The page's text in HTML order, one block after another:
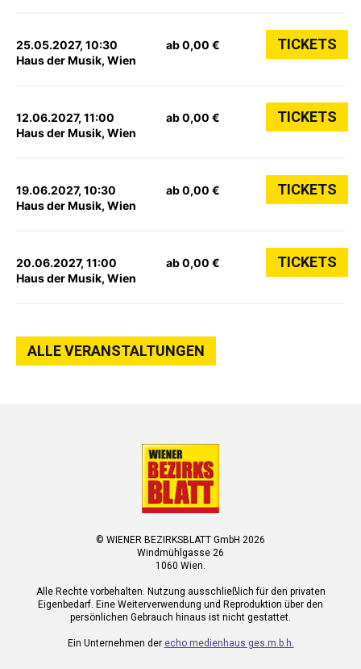
25.05.2027, 10:30
Haus der Musik, Wien
ab 0,00 € TICKETS
12.06.2027, 11:00
Haus der Musik, Wien
ab 0,00 € TICKETS
19.06.2027, 10:30
Haus der Musik, Wien
ab 0,00 € TICKETS
20.06.2027, 11:00
Haus der Musik, Wien
ab 0,00 € TICKETS
ALLE VERANSTALTUNGEN
© WIENER BEZIRKSBLATT GmbH 2026
Windmühlgasse 26
1060 Wien.
Alle Rechte vorbehalten. Nutzung ausschließlich für den privaten
Eigenbedarf. Eine Weiterverwendung und Reproduktion über den
persönlichen Gebrauch hinaus ist nicht gestattet.
Ein Unternehmen der echo medienhaus ges.m.b.h.